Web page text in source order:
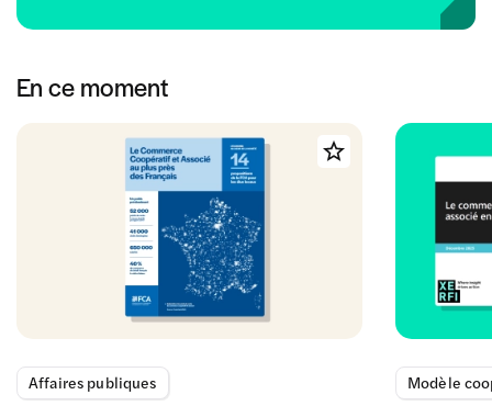
En ce moment
Affaires publiques Modèle